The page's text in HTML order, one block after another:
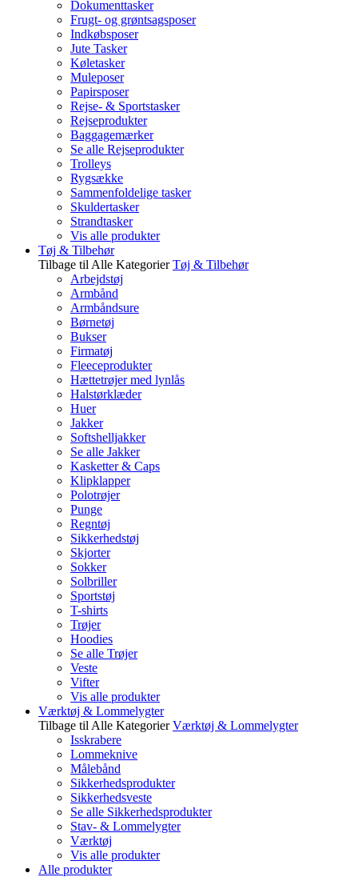
Dokumenttasker
Frugt- og grøntsagsposer
Indkøbsposer
Jute Tasker
Køletasker
Muleposer
Papirsposer
Rejse- & Sportstasker
Rejseprodukter
Baggagemærker
Se alle Rejseprodukter
Trolleys
Rygsække
Sammenfoldelige tasker
Skuldertasker
Strandtasker
Vis alle produkter
Tøj & Tilbehør
Tilbage til Alle Kategorier Tøj & Tilbehør
Arbejdstøj
Armbånd
Armbåndsure
Børnetøj
Bukser
Firmatøj
Fleeceprodukter
Hættetrøjer med lynlås
Halstørklæder
Huer
Jakker
Softshelljakker
Se alle Jakker
Kasketter & Caps
Klipklapper
Polotrøjer
Punge
Regntøj
Sikkerhedstøj
Skjorter
Sokker
Solbriller
Sportstøj
T-shirts
Trøjer
Hoodies
Se alle Trøjer
Veste
Vifter
Vis alle produkter
Værktøj & Lommelygter
Tilbage til Alle Kategorier Værktøj & Lommelygter
Isskrabere
Lommeknive
Målebånd
Sikkerhedsprodukter
Sikkerhedsveste
Se alle Sikkerhedsprodukter
Stav- & Lommelygter
Værktøj
Vis alle produkter
Alle produkter